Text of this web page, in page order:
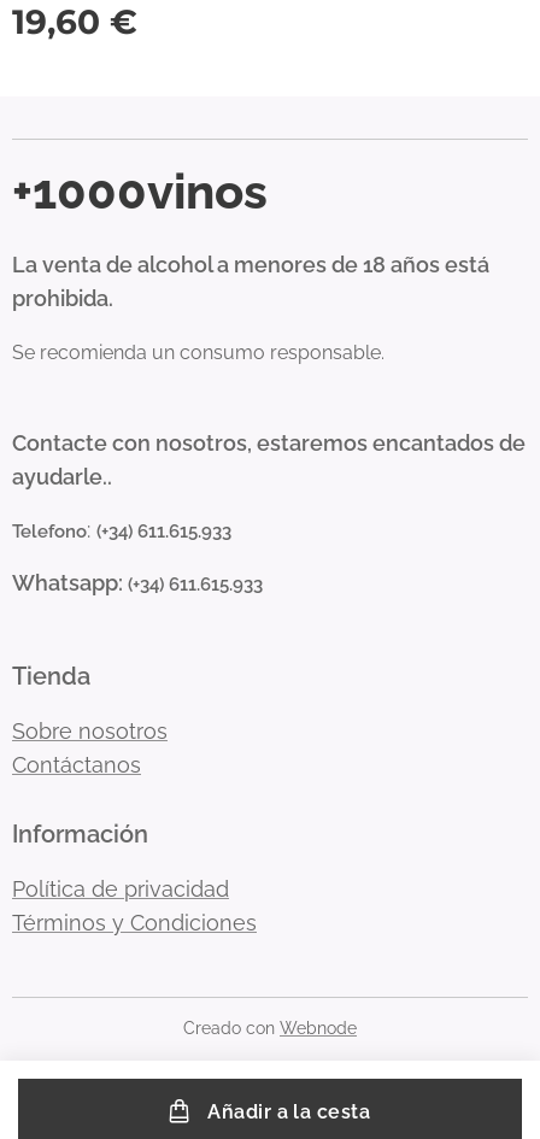
19,60 €
Añadir a la cesta
+1000vinos
La venta de alcohol a menores de 18 años está
prohibida.
Se recomienda un consumo responsable.
Contacte con nosotros, estaremos encantados de
ayudarle..
Telefono: (+34) 611.615.933
Whatsapp: (+34) 611.615.933
Tienda
Sobre nosotros
Contáctanos
Información
Política de privacidad
Términos y Condiciones
Creado con Webnode